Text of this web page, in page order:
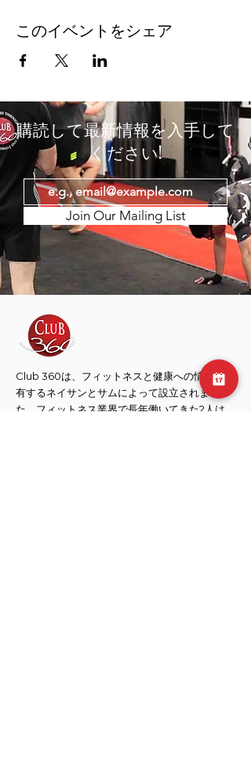
このイベントをシェア
購読して最新情報を入手して
ください!
Join Our Mailing List
Club 360は、フィットネスと健康への情熱を共
有するネイサンとサムによって設立されまし
た。フィットネス業界で長年働いてきた2人は、